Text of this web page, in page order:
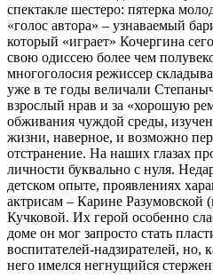
спектакле шестеро: пятерка
«голос автора» – узнаваемый
который «играет» Кочергина
свою одиссею более чем
многоголосия режиссер
уже в те годы величали
взрослый нрав и за «хорошую
обживания чуждой среды,
жизни, наверное, и возможно
отстранение. На наших глазах
личности буквально с нуля.
детском опыте, проявлениях
актрисам – Карине Разумовской
Кучковой. Их герой особенно
доме он мог запросто стать
воспитателей-надзирателей, но,
него имелся негнущийся